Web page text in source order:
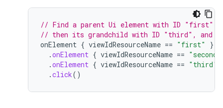
// Find a parent Ui element with ID "first",
// then its grandchild with ID "third", and
onElement { viewIdResourceName == "first"
}
.onElement { viewIdResourceName == "second"
.onElement { viewIdResourceName == "third"
.click()